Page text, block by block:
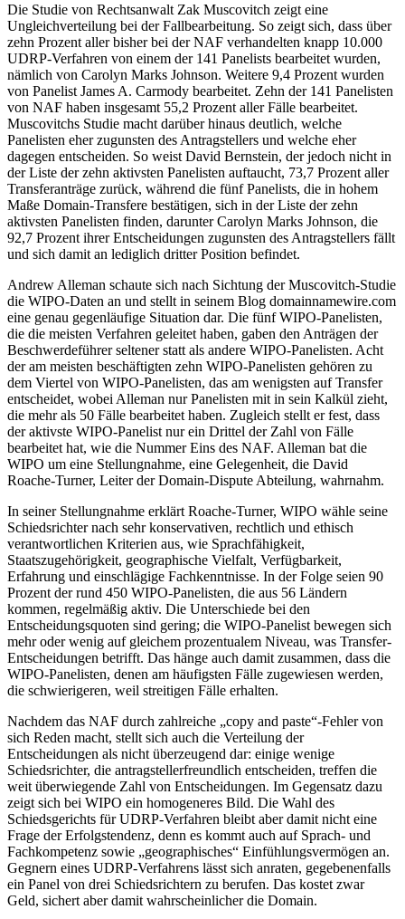
Die Studie von Rechtsanwalt Zak Muscovitch zeigt eine
Ungleichverteilung bei der Fallbearbeitung. So zeigt sich, dass über
zehn Prozent aller bisher bei der NAF verhandelten knapp 10.000
UDRP-Verfahren von einem der 141 Panelists bearbeitet wurden,
nämlich von Carolyn Marks Johnson. Weitere 9,4 Prozent wurden
von Panelist James A. Carmody bearbeitet. Zehn der 141 Panelisten
von NAF haben insgesamt 55,2 Prozent aller Fälle bearbeitet.
Muscovitchs Studie macht darüber hinaus deutlich, welche
Panelisten eher zugunsten des Antragstellers und welche eher
dagegen entscheiden. So weist David Bernstein, der jedoch nicht in
der Liste der zehn aktivsten Panelisten auftaucht, 73,7 Prozent aller
Transferanträge zurück, während die fünf Panelists, die in hohem
Maße Domain-Transfere bestätigen, sich in der Liste der zehn
aktivsten Panelisten finden, darunter Carolyn Marks Johnson, die
92,7 Prozent ihrer Entscheidungen zugunsten des Antragstellers fällt
und sich damit an lediglich dritter Position befindet.
Andrew Alleman schaute sich nach Sichtung der Muscovitch-Studie
die WIPO-Daten an und stellt in seinem Blog domainnamewire.com
eine genau gegenläufige Situation dar. Die fünf WIPO-Panelisten,
die die meisten Verfahren geleitet haben, gaben den Anträgen der
Beschwerdeführer seltener statt als andere WIPO-Panelisten. Acht
der am meisten beschäftigten zehn WIPO-Panelisten gehören zu
dem Viertel von WIPO-Panelisten, das am wenigsten auf Transfer
entscheidet, wobei Alleman nur Panelisten mit in sein Kalkül zieht,
die mehr als 50 Fälle bearbeitet haben. Zugleich stellt er fest, dass
der aktivste WIPO-Panelist nur ein Drittel der Zahl von Fälle
bearbeitet hat, wie die Nummer Eins des NAF. Alleman bat die
WIPO um eine Stellungnahme, eine Gelegenheit, die David
Roache-Turner, Leiter der Domain-Dispute Abteilung, wahrnahm.
In seiner Stellungnahme erklärt Roache-Turner, WIPO wähle seine
Schiedsrichter nach sehr konservativen, rechtlich und ethisch
verantwortlichen Kriterien aus, wie Sprachfähigkeit,
Staatszugehörigkeit, geographische Vielfalt, Verfügbarkeit,
Erfahrung und einschlägige Fachkenntnisse. In der Folge seien 90
Prozent der rund 450 WIPO-Panelisten, die aus 56 Ländern
kommen, regelmäßig aktiv. Die Unterschiede bei den
Entscheidungsquoten sind gering; die WIPO-Panelist bewegen sich
mehr oder wenig auf gleichem prozentualem Niveau, was Transfer-
Entscheidungen betrifft. Das hänge auch damit zusammen, dass die
WIPO-Panelisten, denen am häufigsten Fälle zugewiesen werden,
die schwierigeren, weil streitigen Fälle erhalten.
Nachdem das NAF durch zahlreiche „copy and paste“-Fehler von
sich Reden macht, stellt sich auch die Verteilung der
Entscheidungen als nicht überzeugend dar: einige wenige
Schiedsrichter, die antragstellerfreundlich entscheiden, treffen die
weit überwiegende Zahl von Entscheidungen. Im Gegensatz dazu
zeigt sich bei WIPO ein homogeneres Bild. Die Wahl des
Schiedsgerichts für UDRP-Verfahren bleibt aber damit nicht eine
Frage der Erfolgstendenz, denn es kommt auch auf Sprach- und
Fachkompetenz sowie „geographisches“ Einfühlungsvermögen an.
Gegnern eines UDRP-Verfahrens lässt sich anraten, gegebenenfalls
ein Panel von drei Schiedsrichtern zu berufen. Das kostet zwar
Geld, sichert aber damit wahrscheinlicher die Domain.